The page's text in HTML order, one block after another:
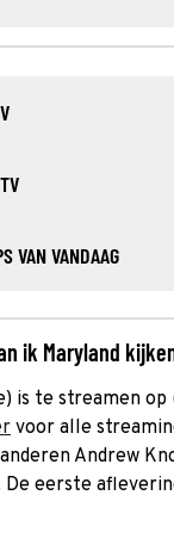
VAN VANDAAG
ik Maryland
is te streamen op
voor alle
Andrew
De eerste